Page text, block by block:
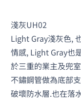
淺灰UH02
Light Gray淺灰色,
情感, Light Gray也
於三重的業主及兜
不鏽鋼管做為底部
破壞防水層.也在落